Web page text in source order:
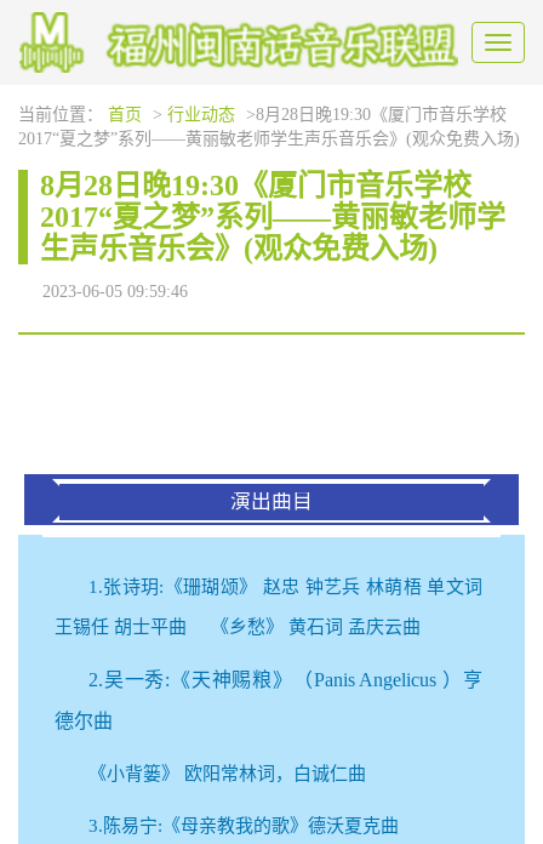
Toggle
当前位置： 首页 > 行业动态
>8月28日晚19:30《厦门市音乐学校
2017“夏之梦”系列——黄丽敏老师学生声乐音乐会》(观众免费入场)
8月28日晚19:30《厦门市音乐学校
2017“夏之梦”系列——黄丽敏老师学
生声乐音乐会》(观众免费入场)
2023-06-05 09:59:46
演出曲目
1.张诗玥:《珊瑚颂》 赵忠 钟艺兵 林萌梧 单文词
王锡任 胡士平曲 《乡愁》 黄石词 孟庆云曲
2.吴一秀:《天神赐粮》（Panis Angelicus ）亨
德尔曲
《小背篓》 欧阳常林词，白诚仁曲
3.陈易宁:《母亲教我的歌》德沃夏克曲